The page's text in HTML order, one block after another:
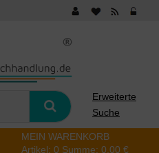
Erweiterte
Suche
MEIN WARENKORB
Artikel: 0 Summe: 0,00 €